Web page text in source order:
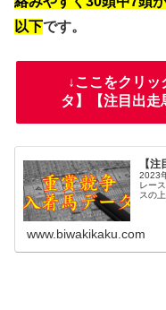
以下です。
↓ここをクリ
タ】【注目出走
【
2023
レー
スの
www.biwakikaku.com